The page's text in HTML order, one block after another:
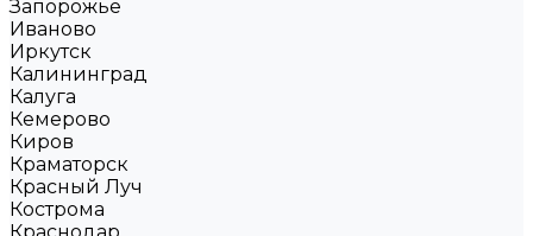
Запорожье
Иваново
Иркутск
Калининград
Калуга
Кемерово
Киров
Краматорск
Красный Луч
Кострома